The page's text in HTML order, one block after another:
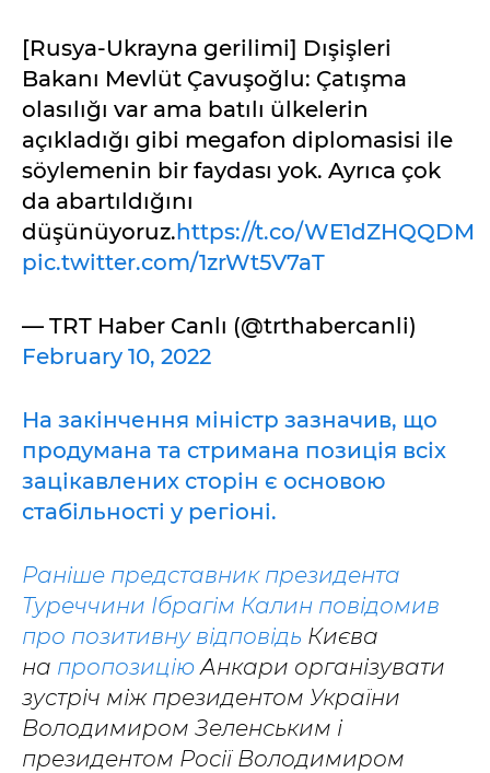
[Rusya-Ukrayna gerilimi] Dışişleri
Bakanı Mevlüt Çavuşoğlu: Çatışma
olasılığı var ama batılı ülkelerin
açıkladığı gibi megafon diplomasisi ile
söylemenin bir faydası yok. Ayrıca çok
da abartıldığını
düşünüyoruz.https://t.co/WE1dZHQQDM
pic.twitter.com/1zrWt5V7aT
— TRT Haber Canlı (@trthabercanli)
February 10, 2022
На закінчення міністр зазначив, що
продумана та стримана позиція всіх
зацікавлених сторін є основою
стабільності у регіоні.
Раніше представник президента
Туреччини Ібрагім Калин повідомив
про позитивну відповідь Києва
на пропозиціюАнкари організувати
зустріч між президентом України
Володимиром Зеленським і
президентом Росії Володимиром